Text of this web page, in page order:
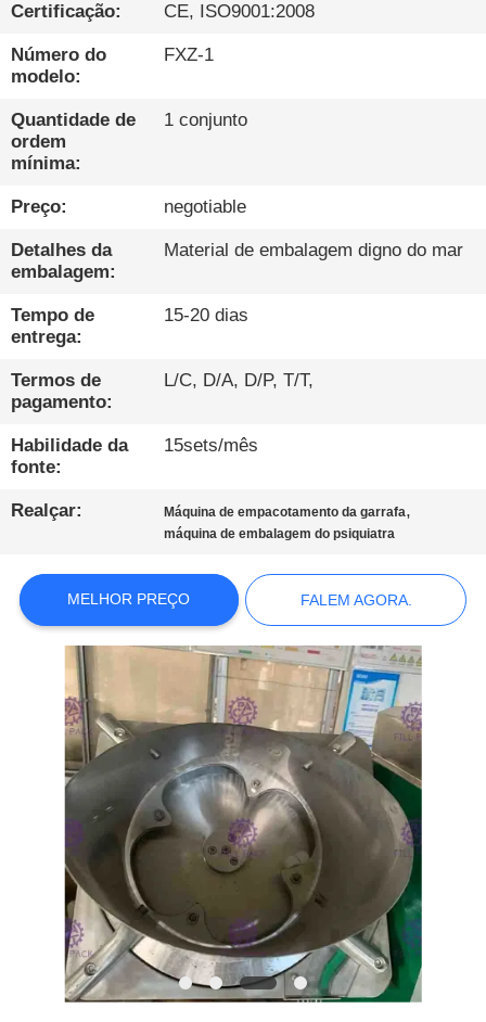
CONTROLE
DA
QUALIDADE
CONTACTE-
NOS
NOTÍCIA
FALEM
AGORA.
MAPA
SITE
POLÍTICA
DE
PRIVACIDADE
Certificação: CE, ISO9001:2008
Número do
modelo:
FXZ-1
Quantidade de
ordem
mínima:
1 conjunto
Preço: negotiable
Detalhes da
embalagem:
Material de embalagem digno do mar
Tempo de
entrega:
15-20 dias
Termos de
pagamento:
L/C, D/A, D/P, T/T,
Habilidade da
fonte:
15sets/mês
Realçar: Máquina de empacotamento da garrafa,
máquina de embalagem do psiquiatra
MELHOR PREÇO FALEM AGORA.